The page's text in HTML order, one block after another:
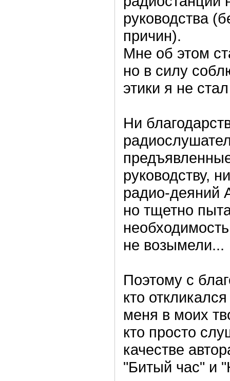
руководства
причин).
Мне об этом
но в силу
этики я не
Ни
руководству,
радио-деяний
но тщетно
не возымели...
Поэтому с
кто
меня в моих
кто просто
качестве
"Битый час" и